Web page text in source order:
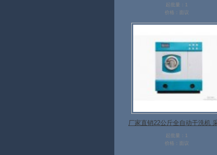
起批量：1
价格：面议
厂家直销22公斤全自动干洗机
304不锈钢
起批量：1
价格：面议